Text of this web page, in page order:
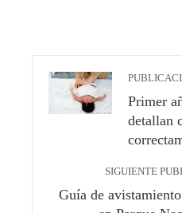
Primer
detallan
SIGUIENTE
Guía de